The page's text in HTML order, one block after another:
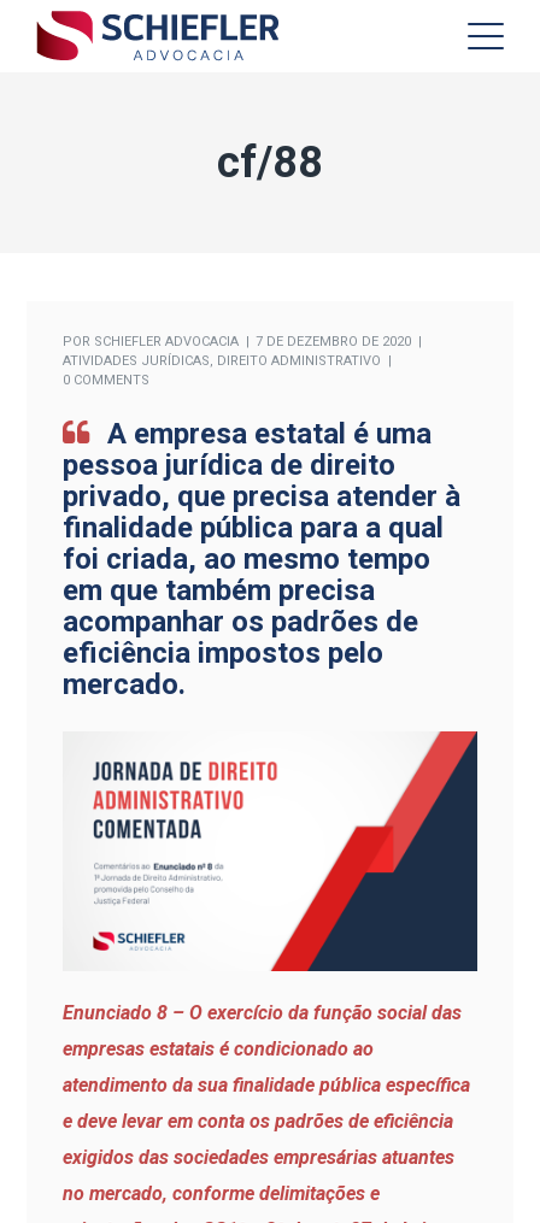
cf/88
POR SCHIEFLER ADVOCACIA
7 DE DEZEMBRO DE 2020
ATIVIDADES JURÍDICAS, DIREITO ADMINISTRATIVO
0 COMMENTS
A empresa estatal é uma
pessoa jurídica de direito
privado, que precisa atender à
finalidade pública para a qual
foi criada, ao mesmo tempo
em que também precisa
acompanhar os padrões de
eficiência impostos pelo
mercado.
Enunciado 8 – O exercício da função social das
empresas estatais é condicionado ao
atendimento da sua finalidade pública específica
e deve levar em conta os padrões de eficiência
exigidos das sociedades empresárias atuantes
no mercado, conforme delimitações e